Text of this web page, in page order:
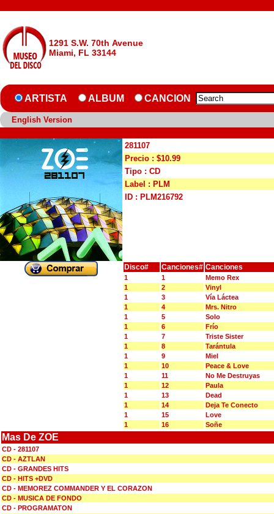
1291 S.W. 70th Avenue
Miami, FL 33144
ARTISTA ALBUM CANCION
English Version
281107
Precio : $10.99
Tipo : CD
Label : PLM
ID : PLM216792
Disco# Canciones# Canciones
1 1
Memo Rex
1
2
Vinyl
1
3
Vía Láctea
1
4
Mrs. Nitro
1
5
Solo
1
6
Frío
1
7
Triste Sister
1
8
Tarántula
1
9
Miel
1
10
Peace & Love
1
11
No Me Destruyas
1
12
Paula
1
13
Dead
1
14
Deja Te Conecto
1
15
Love
1
16 Soñe
Mas De ZOE
CD - 281107
CD - AZTLAN
CD - GRANDES HITS
CD - HITS +DVD
CD - MEMOREZ COMMANDER Y EL CORAZON
CD - MUSICA DE FONDO
CD - PROGRAMATON